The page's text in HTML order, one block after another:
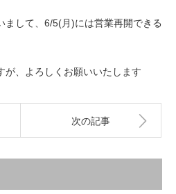
まして、6/5(月)には営業再開できる
が、よろしくお願いいたします
次の記事